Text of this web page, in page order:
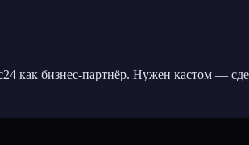
как бизнес-партнёр. Нужен кастом —